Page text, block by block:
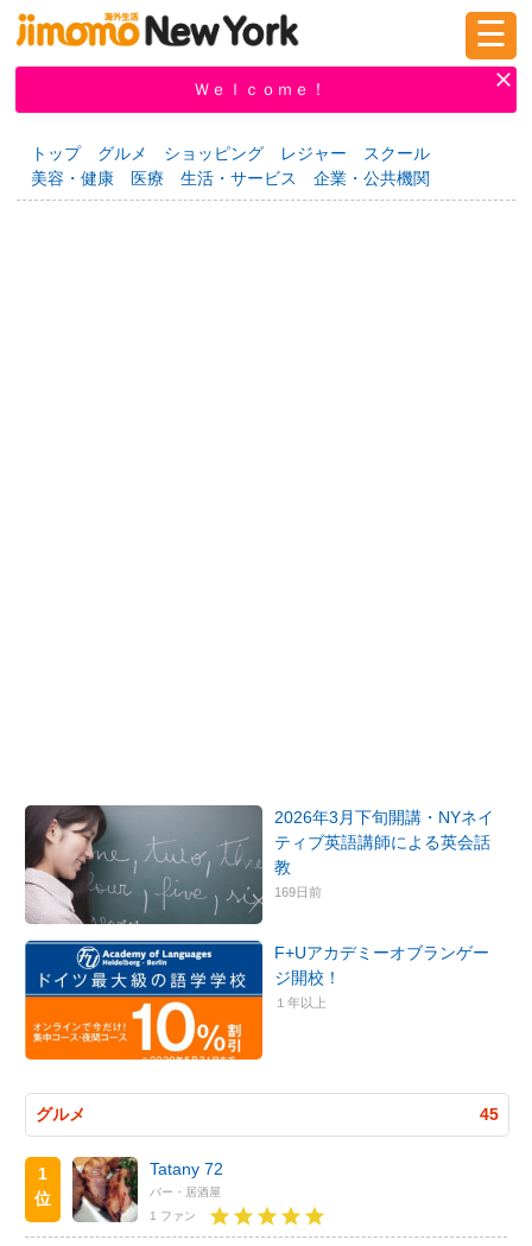
新規登録
掲示板 タウン情報 教えて！
☰
Ｗｅｌｃｏｍｅ！
トップ グルメ ショッピング レジャー
スクール
美容・健康
医療 生活・サービス 企業・公共機関
2026年3月下旬開講・NYネイ
ティブ英語講師による英会話
教
169日前
F+Uアカデミーオブランゲー
ジ開校！
１年以上
グルメ 45
1
位
Tatany 72
バー・居酒屋
1 ファン